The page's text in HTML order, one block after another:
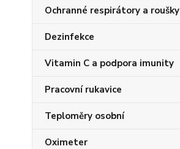
Ochranné respirátory a roušky
Dezinfekce
Vitamin C a podpora imunity
Pracovní rukavice
Teploměry osobní
Oximeter